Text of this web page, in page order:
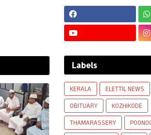
Labels
KERALA ELETTIL NEWS
OBITUARY
KOZHIKODE
THAMARASSERY